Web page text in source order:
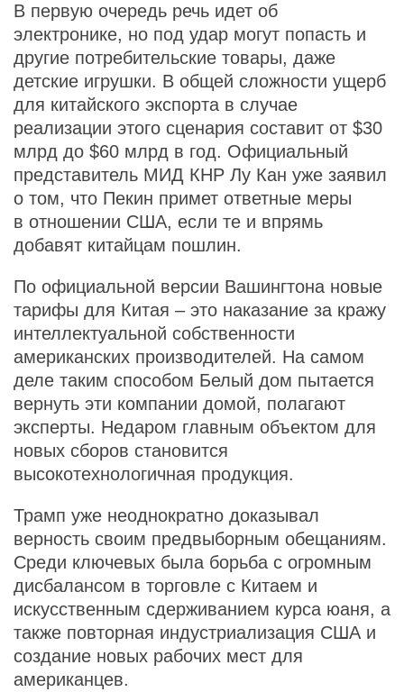
В первую очередь речь идет об
электронике, но под удар могут попасть и
другие потребительские товары, даже
детские игрушки. В общей сложности ущерб
для китайского экспорта в случае
реализации этого сценария составит от $30
млрд до $60 млрд в год. Официальный
представитель МИД КНР Лу Кан уже заявил
о том, что Пекин примет ответные меры
в отношении США, если те и впрямь
добавят китайцам пошлин.
По официальной версии Вашингтона новые
тарифы для Китая – это наказание за кражу
интеллектуальной собственности
американских производителей. На самом
деле таким способом Белый дом пытается
вернуть эти компании домой, полагают
эксперты. Недаром главным объектом для
новых сборов становится
высокотехнологичная продукция.
Трамп уже неоднократно доказывал
верность своим предвыборным обещаниям.
Среди ключевых была борьба с огромным
дисбалансом в торговле с Китаем и
искусственным сдерживанием курса юаня, а
также повторная индустриализация США и
создание новых рабочих мест для
американцев.